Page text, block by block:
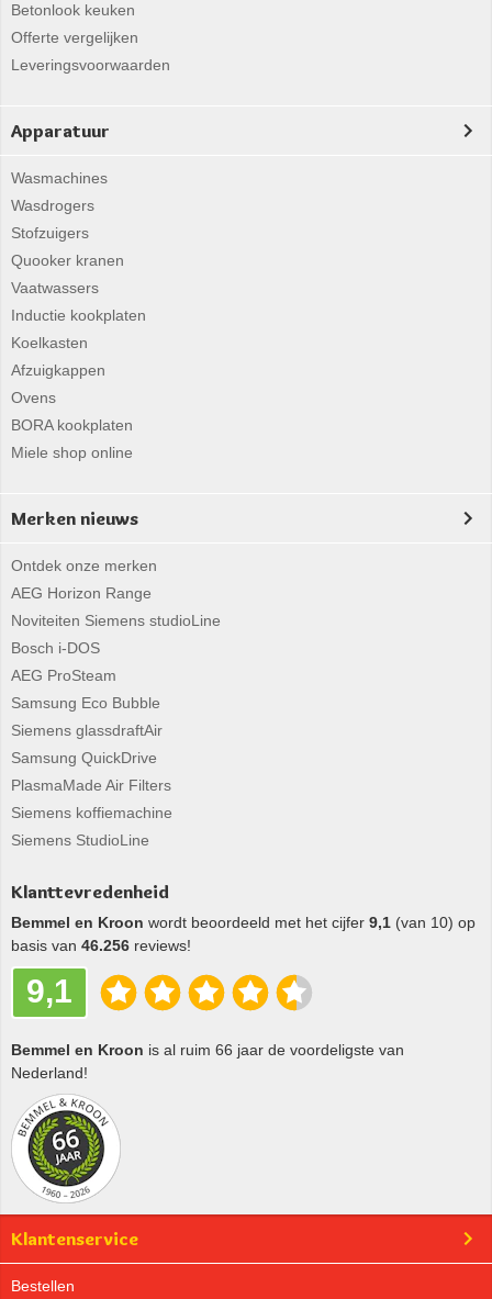
Betonlook keuken
Offerte vergelijken
Leveringsvoorwaarden
Apparatuur
Wasmachines
Wasdrogers
Stofzuigers
Quooker kranen
Vaatwassers
Inductie kookplaten
Koelkasten
Afzuigkappen
Ovens
BORA kookplaten
Miele shop online
Merken nieuws
Ontdek onze merken
AEG Horizon Range
Noviteiten Siemens studioLine
Bosch i-DOS
AEG ProSteam
Samsung Eco Bubble
Siemens glassdraftAir
Samsung QuickDrive
PlasmaMade Air Filters
Siemens koffiemachine
Siemens StudioLine
Klanttevredenheid
Bemmel en Kroon wordt beoordeeld met het cijfer 9,1 (van 10) op
basis van 46.256 reviews!
9,1
Bemmel en Kroon is al ruim 66 jaar de voordeligste van
Nederland!
Klantenservice
Bestellen